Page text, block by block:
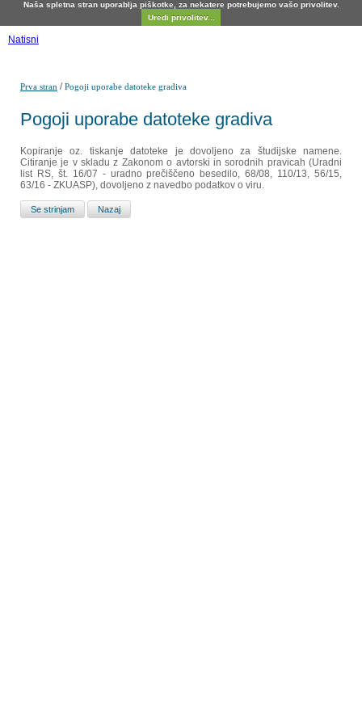
Naša spletna stran uporablja piškotke, za nekatere potrebujemo vašo privolitev.
Uredi privolitev...
Natisni
Prva stran /Pogoji uporabe datoteke gradiva
Pogoji uporabe datoteke gradiva
Kopiranje oz. tiskanje datoteke je dovoljeno za študijske namene.
Citiranje je v skladu z Zakonom o avtorski in sorodnih pravicah (Uradni
list RS, št. 16/07 - uradno prečiščeno besedilo, 68/08, 110/13, 56/15,
63/16 - ZKUASP), dovoljeno z navedbo podatkov o viru.